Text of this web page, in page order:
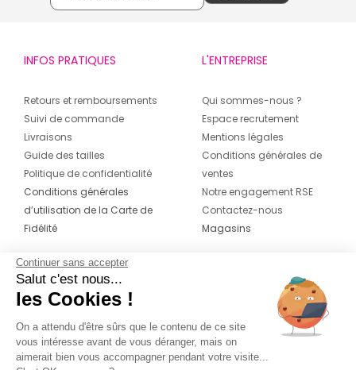
INFOS PRATIQUES
Retours et remboursements
Suivi de commande
Livraisons
Guide des tailles
Politique de confidentialité
Conditions générales
d’utilisation de la Carte de
Fidélité
L'ENTREPRISE
Qui sommes-nous ?
Espace recrutement
Mentions légales
Conditions générales de
ventes
Notre engagement RSE
Contactez-nous
Magasins
CONTACT
04 42 20 78 42
Du lundi au jeudi de 8h30 à 16h30 & le
vendredi de 8h30 à 15h30
Continuer sans accepter
Salut c'est nous...
les Cookies !
On a attendu d'être sûrs que le contenu de ce site
vous intéresse avant de vous déranger, mais on
aimerait bien vous accompagner pendant votre visite...